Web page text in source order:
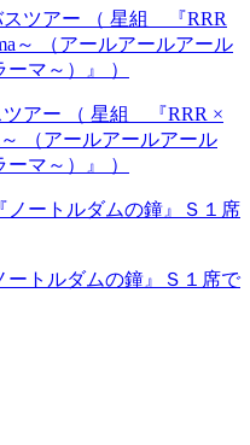
ツアー （ 星組 『RRR ×
（アールアールアール
マ～）』 ）
ートルダムの鐘』Ｓ１席で